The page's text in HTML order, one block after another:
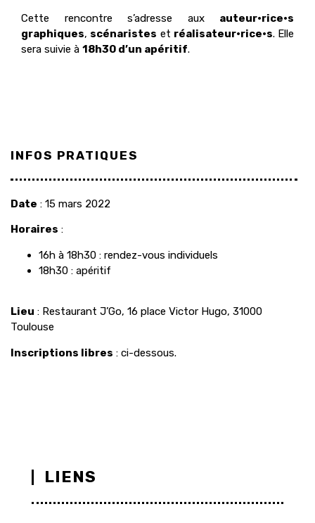
Cette rencontre s’adresse aux auteur·rice·s
graphiques, scénaristes et réalisateur·rice·s. Elle
sera suivie à 18h30 d’un apéritif.
INFOS PRATIQUES
Date : 15 mars 2022
Horaires :
16h à 18h30 : rendez-vous individuels
18h30 : apéritif
Lieu : Restaurant J’Go, 16 place Victor Hugo, 31000
Toulouse
Inscriptions libres : ci-dessous.
LIENS